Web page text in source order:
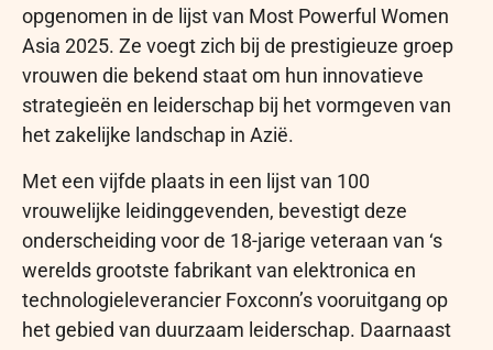
opgenomen in de lijst van Most Powerful Women
Asia 2025. Ze voegt zich bij de prestigieuze groep
vrouwen die bekend staat om hun innovatieve
strategieën en leiderschap bij het vormgeven van
het zakelijke landschap in Azië.
Met een vijfde plaats in een lijst van 100
vrouwelijke leidinggevenden, bevestigt deze
onderscheiding voor de 18-jarige veteraan van ‘s
werelds grootste fabrikant van elektronica en
technologieleverancier Foxconn’s vooruitgang op
het gebied van duurzaam leiderschap. Daarnaast